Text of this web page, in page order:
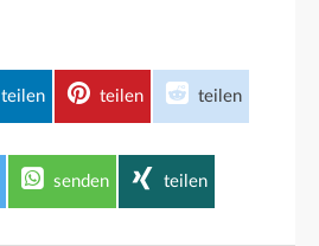
teilen teilen teilen
senden teilen